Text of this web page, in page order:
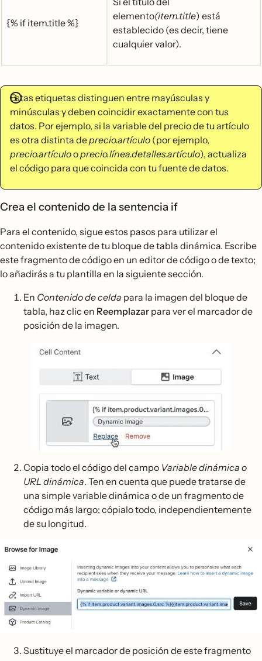
{% if item.title %}
elemento(item.title) está
establecido (es decir, tiene
cualquier valor).
Estas etiquetas distinguen entre mayúsculas y
minúsculas y deben coincidir exactamente con tus
datos. Por ejemplo, si la variable del precio de tu artículo
es otra distinta deprecio.artículo (por ejemplo,
precio.artículooprecio.línea.detalles.artículo), actualiza
el código para que coincida con tu fuente de datos.
Crea el contenido de la sentencia if
Para el contenido, sigue estos pasos para utilizar el
contenido existente de tu bloque de tabla dinámica. Escribe
este fragmento de código en un editor de código o de texto;
lo añadirás a tu plantilla en la siguiente sección.
En Contenido de celda para la imagen del bloque de
tabla, haz clic en Reemplazar para ver el marcador de
posición de la imagen.
Copia todo el código del campo Variable dinámica o
URL dinámica. Ten en cuenta que puede tratarse de
una simple variable dinámica o de un fragmento de
código más largo; cópialo todo, independientemente
de su longitud.
Sustituye el marcador de posición de este fragmento